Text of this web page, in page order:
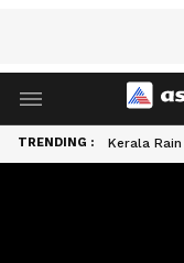
TRENDING : Kerala Rain